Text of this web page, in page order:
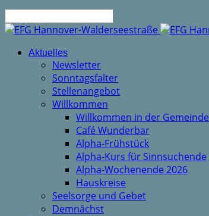
Aktuelles
Newsletter
Sonntagsfalter
Stellenangebot
Willkommen
Willkommen in der Gemeinde
Café Wunderbar
Alpha-Frühstück
Alpha-Kurs für Sinnsuchende
Alpha-Wochenende 2026
Hauskreise
Seelsorge und Gebet
Demnächst